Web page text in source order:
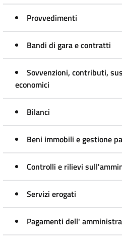
Provvedimenti
Bandi di gara e contratti
Sovvenzioni, contributi,
economici
Bilanci
Beni immobili e gestione
Controlli e rilievi
Servizi erogati
Pagamenti dell'